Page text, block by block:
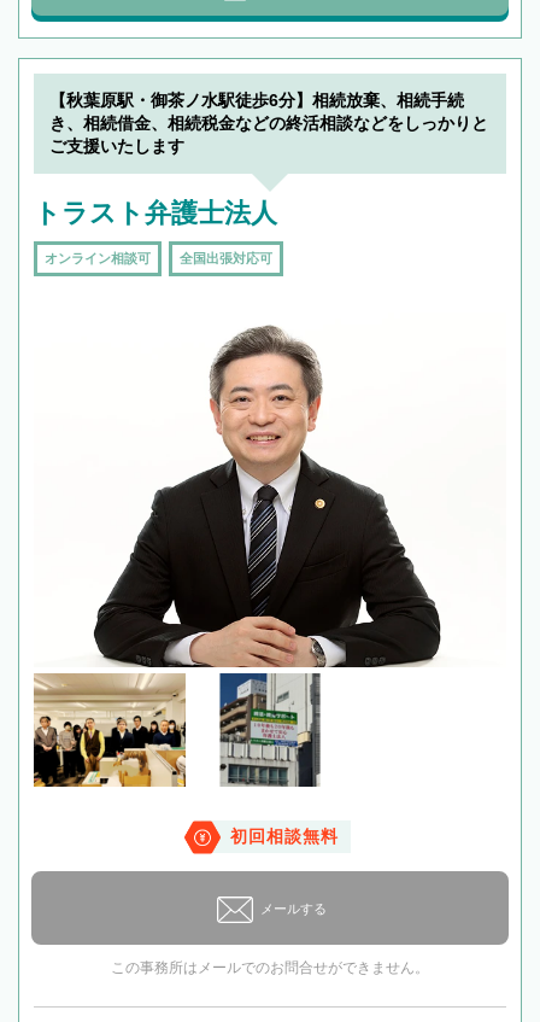
【秋葉原駅・御茶ノ水駅徒歩6分】相続放棄、相続手続
き、相続借金、相続税金などの終活相談などをしっかりと
ご支援いたします
トラスト弁護士法人
オンライン相談可 全国出張対応可
初回相談無料
メールする
この事務所はメールでのお問合せができません。